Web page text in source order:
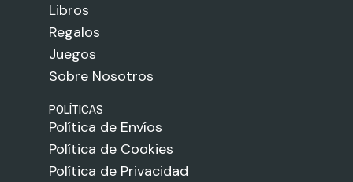
Libros
Regalos
Juegos
Sobre Nosotros
POLÍTICAS
Política de Envíos
Política de Cookies
Política de Privacidad